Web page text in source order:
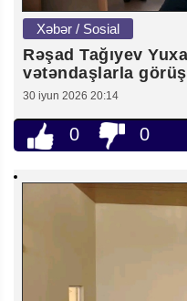
Xəbər / Sosial
Rəşad Tağıyev
vətəndaşlarla
30 iyun 2026 20:14
0 0